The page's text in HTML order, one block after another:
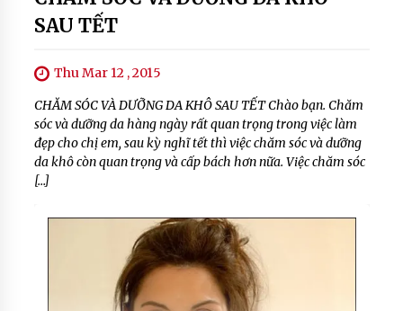
SAU TẾT
Thu Mar 12 , 2015
CHĂM SÓC VÀ DƯỠNG DA KHÔ SAU TẾT Chào bạn. Chăm
sóc và dưỡng da hàng ngày rất quan trọng trong việc làm
đẹp cho chị em, sau kỳ nghĩ tết thì việc chăm sóc và dưỡng
da khô còn quan trọng và cấp bách hơn nữa. Việc chăm sóc
[…]